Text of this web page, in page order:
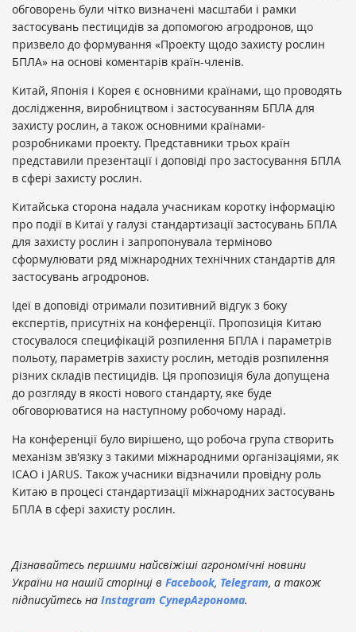
обговорень були чітко визначені масштаби і рамки
застосувань пестицидів за допомогою агродронов, що
призвело до формування «Проекту щодо захисту рослин
БПЛА» на основі коментарів країн-членів.
Китай, Японія і Корея є основними країнами, що проводять
дослідження, виробництвом і застосуванням БПЛА для
захисту рослин, а також основними країнами-
розробниками проекту. Представники трьох країн
представили презентації і доповіді про застосування БПЛА
в сфері захисту рослин.
Китайська сторона надала учасникам коротку інформацію
про події в Китаї у галузі стандартизації застосувань БПЛА
для захисту рослин і запропонувала терміново
сформулювати ряд міжнародних технічних стандартів для
застосувань агродронов.
Ідеї ​​в доповіді отримали позитивний відгук з боку
експертів, присутніх на конференції. Пропозиція Китаю
стосувалося специфікацій розпилення БПЛА і параметрів
польоту, параметрів захисту рослин, методів розпилення
різних складів пестицидів. Ця пропозиція була допущена
до розгляду в якості нового стандарту, яке буде
обговорюватися на наступному робочому нараді.
На конференції було вирішено, що робоча група створить
механізм зв'язку з такими міжнародними організаціями, як
ICAO і JARUS. Також учасники відзначили провідну роль
Китаю в процесі стандартизації міжнародних застосувань
БПЛА в сфері захисту рослин.
Дізнавайтесь першими найсвіжіші агрономічні новини
України на нашій сторінці в Facebook, Telegram, а також
підписуйтесь на Instagram СуперАгронома.